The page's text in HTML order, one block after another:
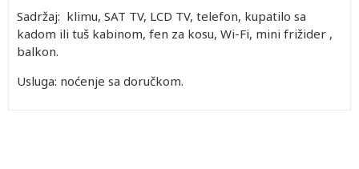
Sadržaj: klimu, SAT TV, LCD TV, telefon, kupatilo sa
kadom ili tuš kabinom, fen za kosu, Wi-Fi, mini frižider ,
balkon.
Usluga: noćenje sa doručkom.